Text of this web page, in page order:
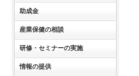
助成金
産業保健の相談
研修・セミナーの実施
情報の提供